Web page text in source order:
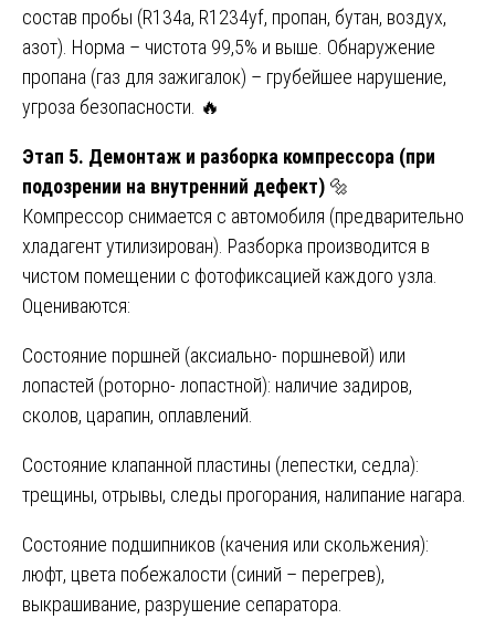
состав пробы (R134a, R1234yf, пропан, бутан, воздух,
азот). Норма – чистота 99,5% и выше. Обнаружение
пропана (газ для зажигалок) – грубейшее нарушение,
угроза безопасности. 🔥
Этап 5. Демонтаж и разборка компрессора (при
подозрении на внутренний дефект) 🔩
Компрессор снимается с автомобиля (предварительно
хладагент утилизирован). Разборка производится в
чистом помещении с фотофиксацией каждого узла.
Оцениваются:
Состояние поршней (аксиально- поршневой) или
лопастей (роторно- лопастной): наличие задиров,
сколов, царапин, оплавлений.
Состояние клапанной пластины (лепестки, седла):
трещины, отрывы, следы прогорания, налипание нагара.
Состояние подшипников (качения или скольжения):
люфт, цвета побежалости (синий – перегрев),
выкрашивание, разрушение сепаратора.